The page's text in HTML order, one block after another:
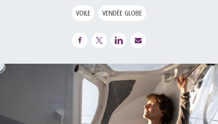
VOILE VENDÉE GLOBE